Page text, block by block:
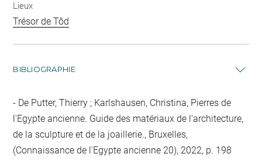
Lieux
Trésor de Tôd
BIBLIOGRAPHIE
De Putter, Thierry ; Karlshausen, Christina, Pierres de
l'Egypte ancienne. Guide des matériaux de l'architecture,
de la sculpture et de la joaillerie., Bruxelles,
(Connaissance de l'Egypte ancienne 20), 2022, p. 198